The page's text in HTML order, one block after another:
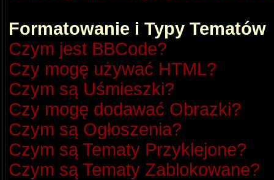
Formatowanie i Typy Tematów
Czym jest BBCode?
Czy mogę używać HTML?
Czym są Uśmieszki?
Czy mogę dodawać Obrazki?
Czym są Ogłoszenia?
Czym są Tematy Przyklejone?
Czym są Tematy Zablokowane?